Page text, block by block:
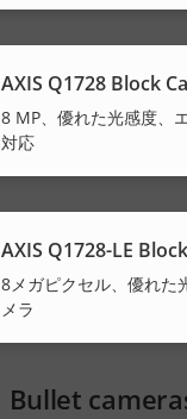
AXIS Q1728 Block
8 MP、優れた光感度、
対応
AXIS Q1728-LE
8メガピクセル、優れた
メラ
Bullet